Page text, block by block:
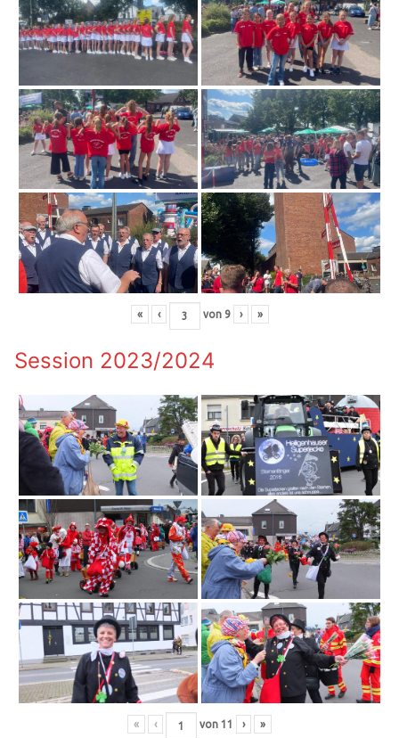
« ‹ von 9 › »
Session 2023/2024
« ‹ von 11 › »